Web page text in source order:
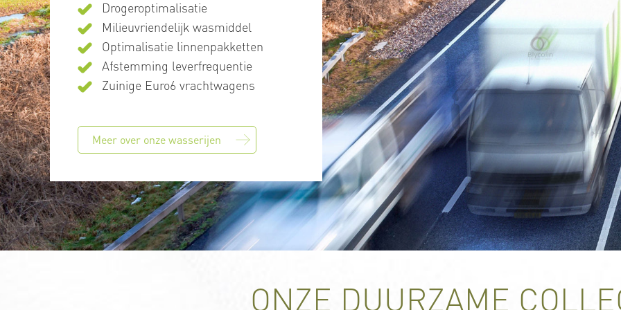
Drogeroptimalisatie
Milieuvriendelijk wasmiddel
Optimalisatie linnenpakketten
Afstemming leverfrequentie
Zuinige Euro6 vrachtwagens
Meer over onze wasserijen
ONZE DUURZAME